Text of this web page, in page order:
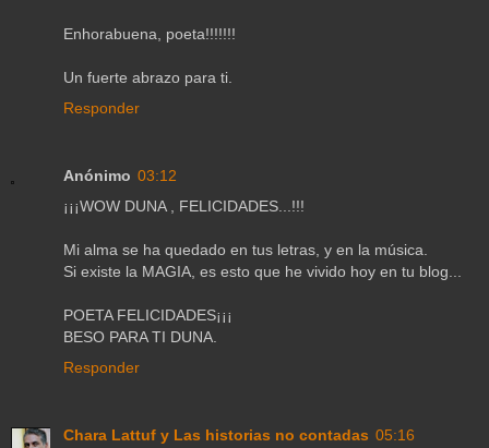
Enhorabuena, poeta!!!!!!!
Un fuerte abrazo para ti.
Responder
Anónimo 03:12
¡¡¡WOW DUNA , FELICIDADES...!!!
Mi alma se ha quedado en tus letras, y en la música.
Si existe la MAGIA, es esto que he vivido hoy en tu blog...
POETA FELICIDADES¡¡¡
BESO PARA TI DUNA.
Responder
Chara Lattuf y Las historias no contadas 05:16